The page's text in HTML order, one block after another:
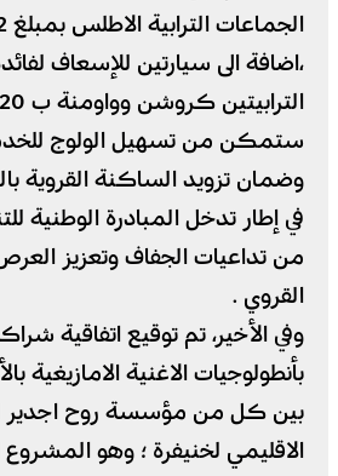
،اضافة الى سيارتين للإسعاف
ستمكن من تسهيل الولوج
وضمان تزويد الساكنة القروية
في إطار تدخل المبادرة الوطنية
من تداعيات الجفاف وتعزيز
القروي .
وفي الأخير، تم توقيع اتفاقية
بأنطولوجيات الاغنية الامازيغية
بين كل من مؤسسة روح اجدير
الاقليمي لخنيفرة ؛ وهو